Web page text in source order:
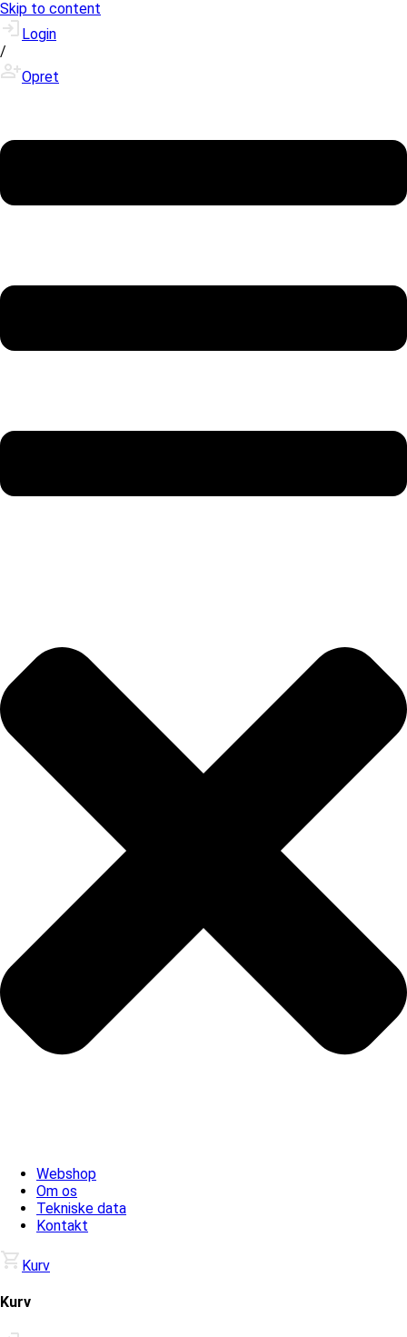
Skip to content
Login
/
Opret
Webshop
Om os
Tekniske data
Kontakt
Kurv
Kurv